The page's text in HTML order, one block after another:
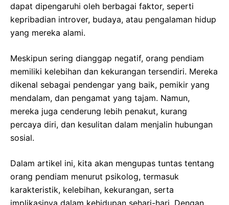
dapat dipengaruhi oleh berbagai faktor, seperti
kepribadian introver, budaya, atau pengalaman hidup
yang mereka alami.
Meskipun sering dianggap negatif, orang pendiam
memiliki kelebihan dan kekurangan tersendiri. Mereka
dikenal sebagai pendengar yang baik, pemikir yang
mendalam, dan pengamat yang tajam. Namun,
mereka juga cenderung lebih penakut, kurang
percaya diri, dan kesulitan dalam menjalin hubungan
sosial.
Dalam artikel ini, kita akan mengupas tuntas tentang
orang pendiam menurut psikolog, termasuk
karakteristik, kelebihan, kekurangan, serta
implikasinya dalam kehidupan sehari-hari. Dengan